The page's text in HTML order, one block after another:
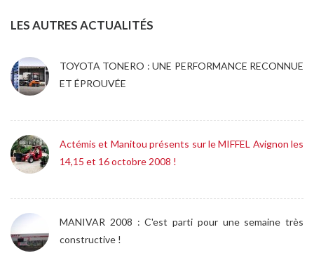
LES AUTRES ACTUALITÉS
TOYOTA TONERO : UNE PERFORMANCE RECONNUE
ET ÉPROUVÉE
Actémis et Manitou présents sur le MIFFEL Avignon les
14,15 et 16 octobre 2008 !
MANIVAR 2008 : C'est parti pour une semaine très
constructive !